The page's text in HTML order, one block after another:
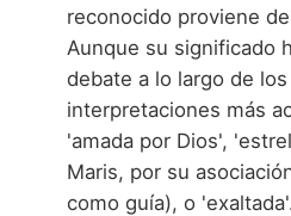
reconocido proviene
Aunque su significado
debate a lo largo de
interpretaciones más
'amada por Dios',
Maris, por su
como guía), o